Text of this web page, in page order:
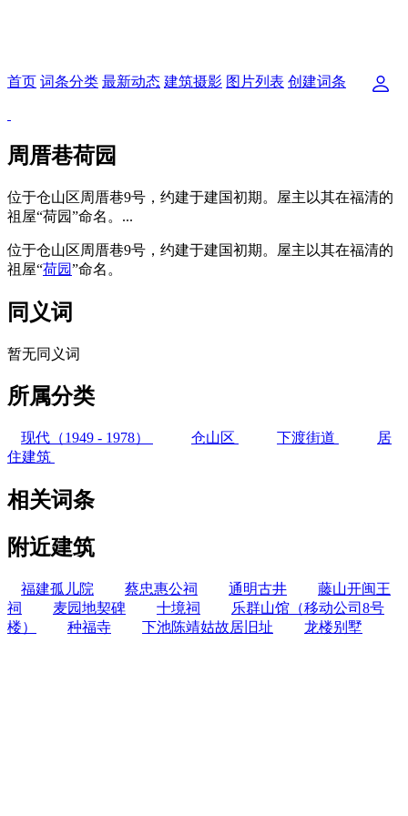
首页 词条分类 最新动态 建筑摄影 图片列表 创建词条
周厝巷荷园
位于仓山区周厝巷9号，约建于建国初期。屋主以其在福清的
祖屋“荷园”命名。...
位于仓山区周厝巷9号，约建于建国初期。屋主以其在福清的
祖屋“荷园”命名。
同义词
暂无同义词
所属分类
现代（1949 - 1978） 仓山区 下渡街道
居
住建筑
相关词条
附近建筑
福建孤儿院 蔡忠惠公祠 通明古井
藤山开闽王
祠
麦园地契碑 十境祠
乐群山馆（移动公司8号
楼）
种福寺 下池陈靖姑故居旧址 龙楼别墅